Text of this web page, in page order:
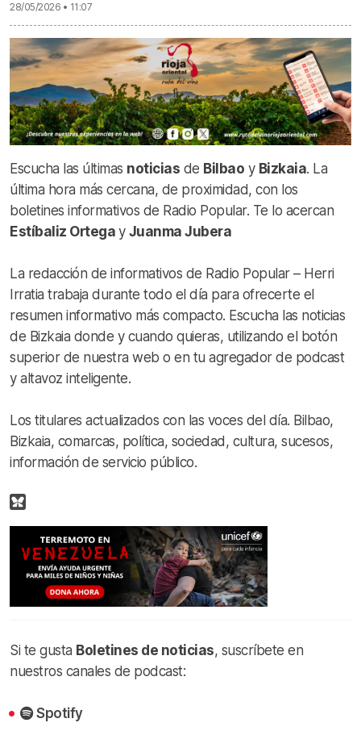
28/05/2026 • 11:07
Escucha las últimas noticias de Bilbao y Bizkaia. La
última hora más cercana, de proximidad, con los
boletines informativos de Radio Popular. Te lo acercan
Estíbaliz Ortega y Juanma Jubera
La redacción de informativos de Radio Popular – Herri
Irratia trabaja durante todo el día para ofrecerte el
resumen informativo más compacto. Escucha las noticias
de Bizkaia donde y cuando quieras, utilizando el botón
superior de nuestra web o en tu agregador de podcast
y altavoz inteligente.
Los titulares actualizados con las voces del día. Bilbao,
Bizkaia, comarcas, política, sociedad, cultura, sucesos,
información de servicio público.
Si te gusta Boletines de noticias, suscríbete en
nuestros canales de podcast:
Spotify